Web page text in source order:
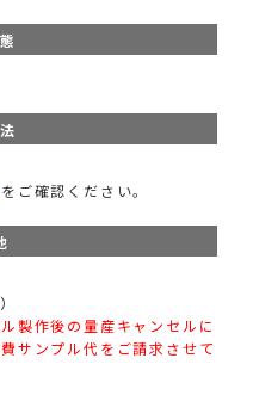
をご確認ください。
製作後の量産キャンセルに
サンプル代をご請求させて